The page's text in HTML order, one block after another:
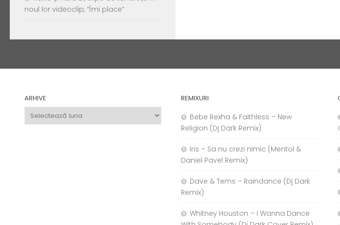
noul lor videoclip, “Îmi place”
ARHIVE
Arhive
REMIXURI
Bebe Rexha & Faithless – New
Religion (Dj Dark Remix)
Iris – Sa nu crezi nimic (Mentol &
Daniel Pavel Remix)
Dave & Tems – Raindance (Dj Dark
Remix)
Whitney Houston – I Wanna Dance